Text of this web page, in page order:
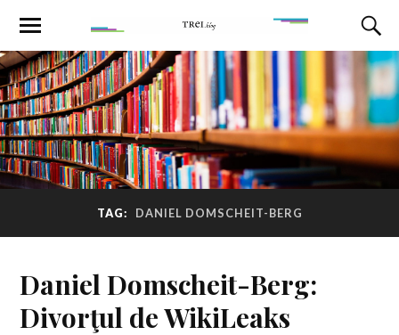
TAG: DANIEL DOMSCHEIT-BERG
Daniel Domscheit-Berg:
Divorţul de WikiLeaks